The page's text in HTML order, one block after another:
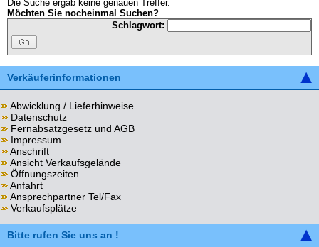
Die Suche ergab keine genauen Treffer.
Möchten Sie nocheinmal Suchen?
Schlagwort:
Verkäuferinformationen
Abwicklung / Lieferhinweise
Datenschutz
Fernabsatzgesetz und AGB
Impressum
Anschrift
Ansicht Verkaufsgelände
Öffnungszeiten
Anfahrt
Ansprechpartner Tel/Fax
Verkaufsplätze
Bitte rufen Sie uns an !